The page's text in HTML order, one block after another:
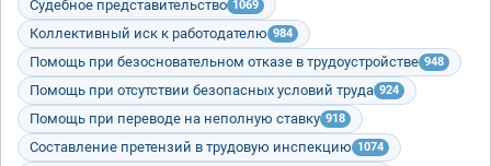
Судебное представительство 1069
Коллективный иск к работодателю 984
Помощь при безосновательном отказе в трудоустройстве 948
Помощь при отсутствии безопасных условий труда 924
Помощь при переводе на неполную ставку 918
Составление претензий в трудовую инспекцию 1074